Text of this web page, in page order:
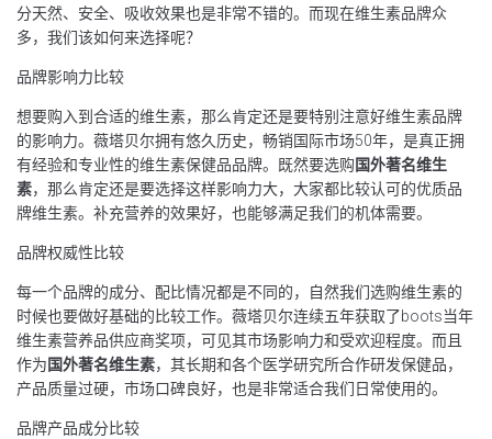
分天然、安全、吸收效果也是非常不错的。而现在维生素品牌众
多，我们该如何来选择呢？
品牌影响力比较
想要购入到合适的维生素，那么肯定还是要特别注意好维生素品牌
的影响力。薇塔贝尔拥有悠久历史，畅销国际市场50年，是真正拥
有经验和专业性的维生素保健品品牌。既然要选购国外著名维生
素，那么肯定还是要选择这样影响力大，大家都比较认可的优质品
牌维生素。补充营养的效果好，也能够满足我们的机体需要。
品牌权威性比较
每一个品牌的成分、配比情况都是不同的，自然我们选购维生素的
时候也要做好基础的比较工作。薇塔贝尔连续五年获取了boots当年
维生素营养品供应商奖项，可见其市场影响力和受欢迎程度。而且
作为国外著名维生素，其长期和各个医学研究所合作研发保健品，
产品质量过硬，市场口碑良好，也是非常适合我们日常使用的。
品牌产品成分比较